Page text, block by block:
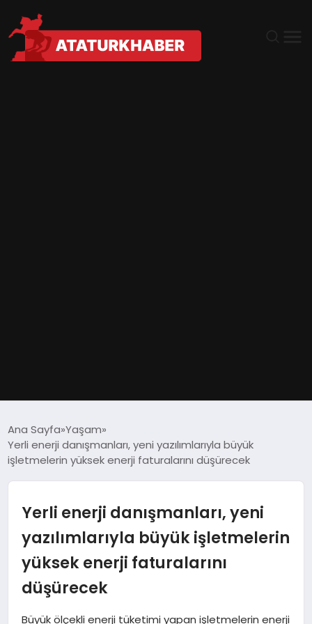
DÜNYA
MAGAZIN
SAĞLIK
Ana Sayfa Yaşam
Yerli enerji danışmanları, yeni yazılımlarıyla büyük
işletmelerin yüksek enerji faturalarını düşürecek
Yerli enerji danışmanları, yeni
yazılımlarıyla büyük işletmelerin
yüksek enerji faturalarını
düşürecek
Büyük ölçekli enerji tüketimi yapan işletmelerin enerji